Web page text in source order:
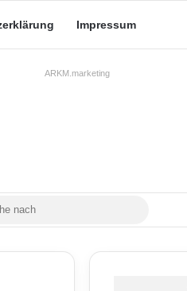
Impressum
ARKM.marketing